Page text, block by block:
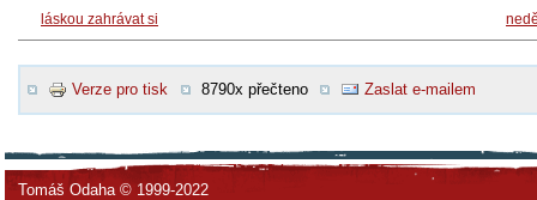
láskou zahrávat si
Verze pro tisk 8790x přečteno Zaslat e-mailem
Tomáš Odaha © 1999-2022